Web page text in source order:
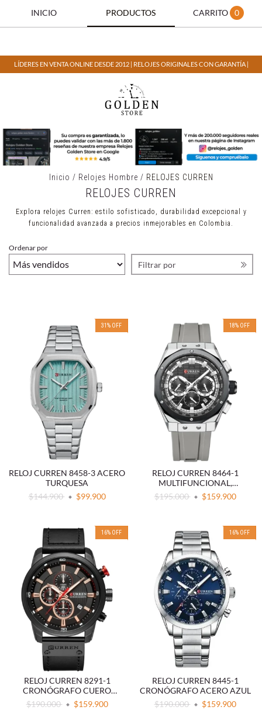
INICIO PRODUCTOS CARRITO 0
LÍDERES EN VENTA ONLINE DESDE 2012 | RELOJES ORIGINALES CON GARANTÍA |
Inicio / Relojes Hombre / RELOJES CURREN
RELOJES CURREN
Explora relojes Curren: estilo sofisticado, durabilidad excepcional y
funcionalidad avanzada a precios inmejorables en Colombia.
Ordenar por
Filtrar por
31 % OFF
RELOJ CURREN 8458-3 ACERO
TURQUESA
$144.900
$99.900
18% OFF
RELOJ CURREN 8464-1
MULTIFUNCIONAL,
DEPORTIVO, ESFERA
LUMINOSA Y CORREA DE
$195.000 $159.900
16% OFF
RELOJ CURREN 8291-1
CRONÓGRAFO CUERO
NEGRO
$190.000 $159.900
16% OFF
RELOJ CURREN 8445-1
CRONÓGRAFO ACERO AZUL
$190.000
$159.900